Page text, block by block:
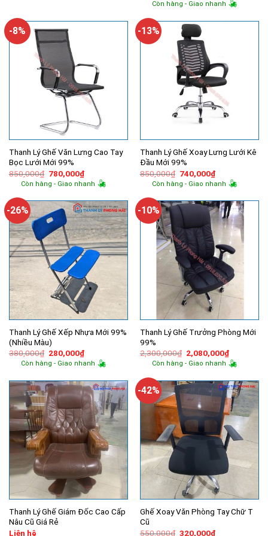
là:
tại
280,000₫.
Còn hàng - Giao nhanh
-8%
Thanh Lý Ghế Văn Lưng Cao Tay
Bọc Lưới Mới 99%
850,000₫ Giá
gốc
là:
780,000₫Giá
hiện
tại
780,000₫.
Còn hàng - Giao nhanh
-13%
Thanh Lý Ghế Xoay Lưng Lưới Kê
Đầu Mới 99%
850,000₫ Giá
gốc
là:
740,000₫Giá
hiện
tại
740,000₫.
Còn hàng - Giao nhanh
-26%
Thanh Lý Ghế Xếp Nhựa Mới 99%
(Nhiều Màu)
380,000₫ Giá
gốc
là:
280,000₫Giá
hiện
tại
280,000₫.
Còn hàng - Giao nhanh
-10%
Thanh Lý Ghế Trưởng Phòng Mới
99%
2,300,000₫ Giá
gốc
là:
2,080,000₫Giá
hiện
tại
Còn hàng - Giao nhanh
Thanh Lý Ghế Giám Đốc Cao Cấp
Nâu Cũ Giá Rẻ
Liên hệ
-42%
Ghế Xoay Văn Phòng Tay Chữ T
Cũ
550,000₫ Giá
320,000₫Giá